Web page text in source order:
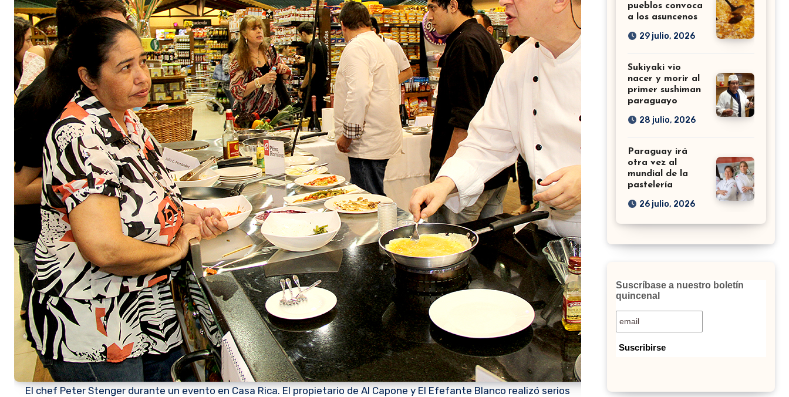
El chef Peter Stenger durante un evento en Casa Rica. El propietario de Al Capone y El Efefante Blanco realizó serios
pueblos convoca
a los asuncenos
29 julio, 2026
Sukiyaki vio
nacer y morir al
primer sushiman
paraguayo
28 julio, 2026
Paraguay irá
otra vez al
mundial de la
pastelería
26 julio, 2026
Suscríbase a nuestro boletín
quincenal